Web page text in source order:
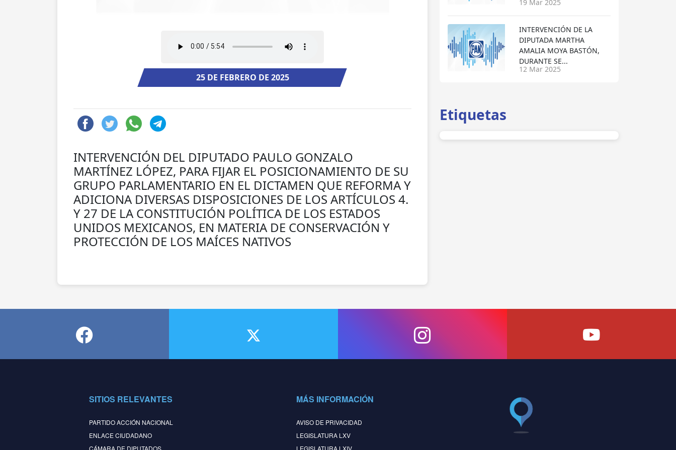
25 DE FEBRERO DE 2025
INTERVENCIÓN DEL DIPUTADO PAULO GONZALO
MARTÍNEZ LÓPEZ, PARA FIJAR EL POSICIONAMIENTO DE SU
GRUPO PARLAMENTARIO EN EL DICTAMEN QUE REFORMA Y
ADICIONA DIVERSAS DISPOSICIONES DE LOS ARTÍCULOS 4.
Y 27 DE LA CONSTITUCIÓN POLÍTICA DE LOS ESTADOS
UNIDOS MEXICANOS, EN MATERIA DE CONSERVACIÓN Y
PROTECCIÓN DE LOS MAÍCES NATIVOS
19 Mar 2025
INTERVENCIÓN DE LA
DIPUTADA MARTHA
AMALIA MOYA BASTÓN,
DURANTE SE...
12 Mar 2025
Etiquetas
SITIOS RELEVANTES
PARTIDO ACCIÓN NACIONAL
ENLACE CIUDADANO
MÁS INFORMACIÓN
AVISO DE PRIVACIDAD
LEGISLATURA LXV